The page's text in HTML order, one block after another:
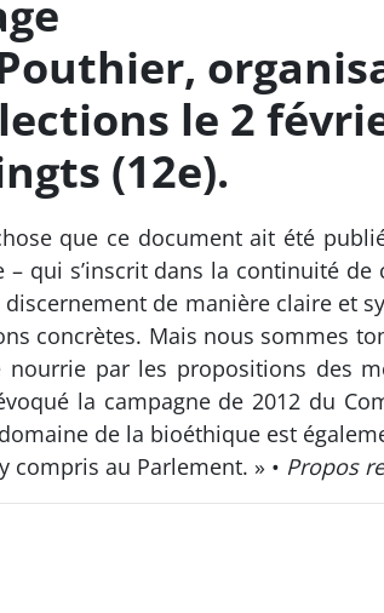
le 2
(12e).
que ce document ait été
– qui s’inscrit dans la continuité de
de manière claire et
concrètes. Mais nous sommes
nourrie par les propositions des
la campagne de 2012 du
de la bioéthique est
compris au Parlement. » • Propos